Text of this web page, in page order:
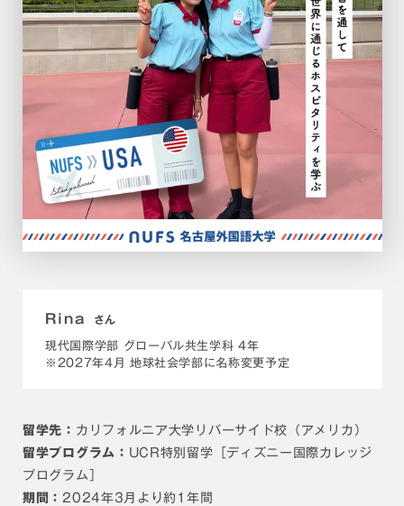
Rina さん
現代国際学部 グローバル共生学科 4年
※2027年4月 地球社会学部に名称変更予定
留学先： カリフォルニア大学リバーサイド校（アメリカ）
留学プログラム： UCR特別留学［ディズニー国際カレッジ
プログラム］
期間： 2024年3月より約1年間